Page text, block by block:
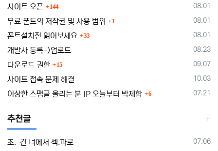
등록일
08.01
사이트 오픈 144
등록일
08.01
무료 폰트의 저작권 및 사용 범위 1
등록일
08.01
폰트설치전 읽어보세요 33
등록일
08.23
개발사 등록->업로드
등록일
09.07
다운로드 권한 15
등록일
10.03
사이트 접속 문제 해결
등록일
07.21
이상한 스팸글 올리는 분 IP 오늘부터 박제함 6
추천글
등록일
07.06
조.-건 녀에서 섹.파로